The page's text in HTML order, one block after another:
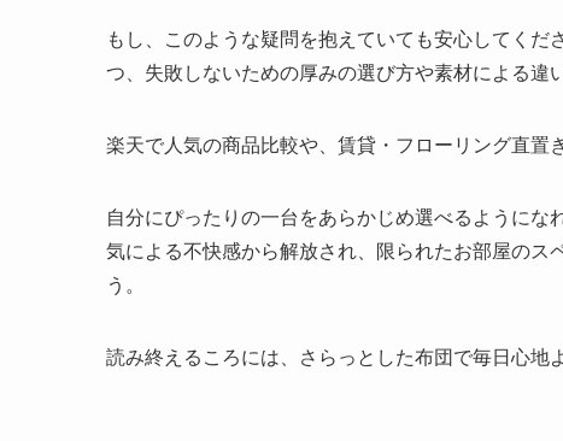
もし、このような疑問を抱えていても安心してく
つ、失敗しないための厚みの選び方や素材による違
楽天で人気の商品比較や、賃貸・フローリング直置
自分にぴったりの一台をあらかじめ選べるように
気による不快感から解放され、限られたお部屋のス
う。
読み終えるころには、さらっとした布団で毎日心地